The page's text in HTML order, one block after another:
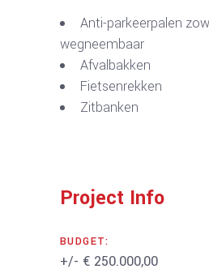
Anti-parkeerpalen
wegneembaar
Afvalbakken
Fietsenrekken
Zitbanken
Project Info
BUDGET:
+/- € 250.000,00